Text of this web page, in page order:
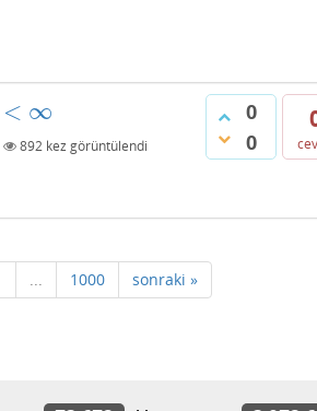
0
0
< ∞
892 kez görüntülendi
... 1000 sonraki »